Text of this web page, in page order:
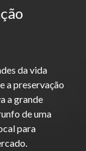
da vida
a preservação
a grande
de uma
para